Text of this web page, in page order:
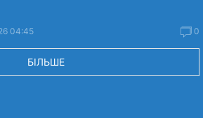
04:45 0
БІЛЬШЕ